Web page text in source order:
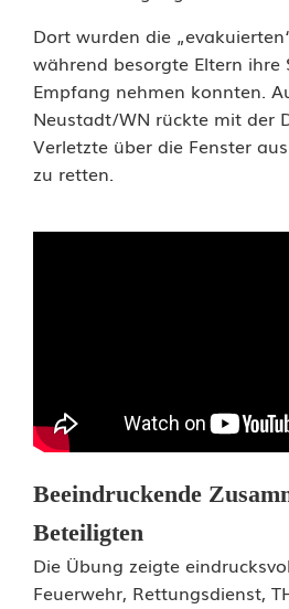
l
e
P
ü
r
e
u
t
h
Dort wurden die
während besorgte Eltern ihre
Empfang nehmen konnten.
Neustadt/WN rückte mit der
Verletzte über die Fenster
zu retten.
Beeindruckende
Beteiligten
Die Übung zeigte
Feuerwehr, Rettungsdienst,